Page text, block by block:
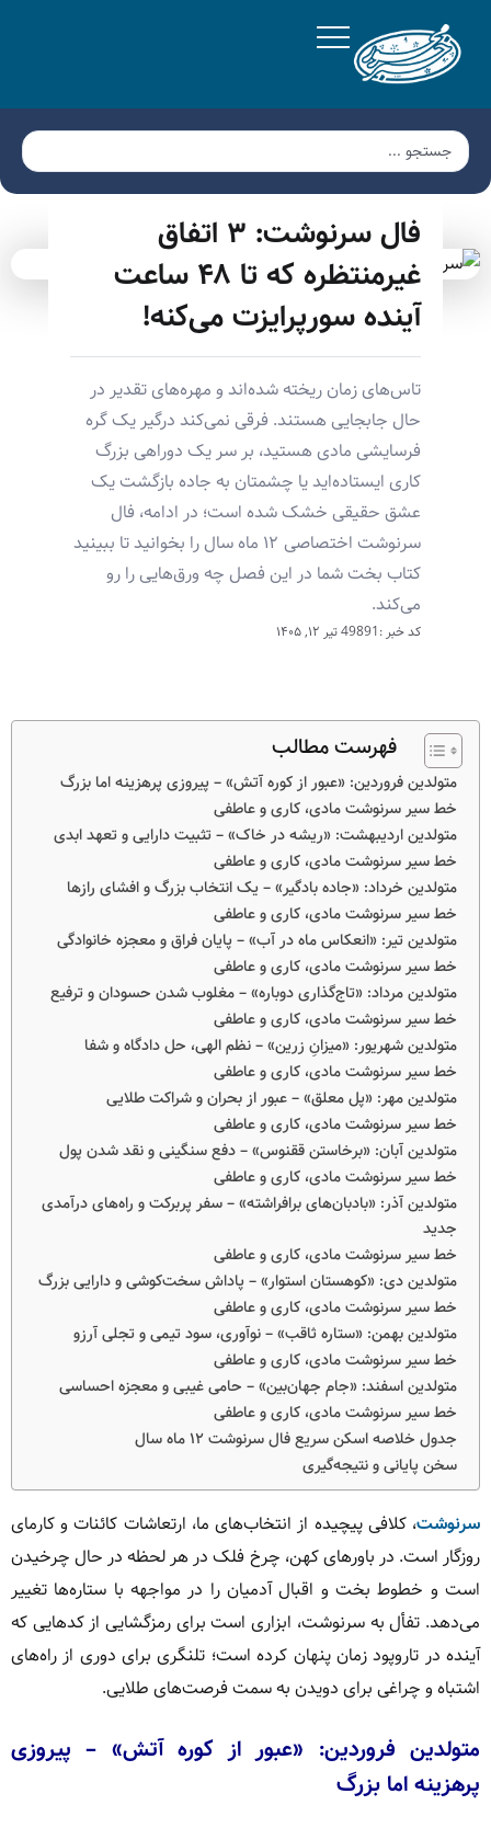
فال سرنوشت: ۳ اتفاق
غیرمنتظره که تا ۴۸ ساعت
آینده سورپرایزت می‌کنه!
تاس‌های زمان ریخته شده‌اند و مهره‌های تقدیر در
حال جابجایی هستند. فرقی نمی‌کند درگیر یک گره
فرسایشی مادی هستید، بر سر یک دوراهی بزرگ
کاری ایستاده‌اید یا چشمتان به جاده بازگشت یک
عشق حقیقی خشک شده است؛ در ادامه، فال
سرنوشت اختصاصی ۱۲ ماه سال را بخوانید تا ببینید
کتاب بخت شما در این فصل چه ورق‌هایی را رو
می‌کند.
کد خبر :49891 تیر ۱۲, ۱۴۰۵
فهرست مطالب
متولدین فروردین: «عبور از کوره آتش» – پیروزی پرهزینه اما بزرگ
خط سیر سرنوشت مادی، کاری و عاطفی
متولدین اردیبهشت: «ریشه در خاک» – تثبیت دارایی و تعهد ابدی
خط سیر سرنوشت مادی، کاری و عاطفی
متولدین خرداد: «جاده بادگیر» – یک انتخاب بزرگ و افشای رازها
خط سیر سرنوشت مادی، کاری و عاطفی
متولدین تیر: «انعکاس ماه در آب» – پایان فراق و معجزه خانوادگی
خط سیر سرنوشت مادی، کاری و عاطفی
متولدین مرداد: «تاج‌گذاری دوباره» – مغلوب شدن حسودان و ترفیع
خط سیر سرنوشت مادی، کاری و عاطفی
متولدین شهریور: «میزانِ زرین» – نظم الهی، حل دادگاه و شفا
خط سیر سرنوشت مادی، کاری و عاطفی
متولدین مهر: «پل معلق» – عبور از بحران و شراکت طلایی
خط سیر سرنوشت مادی، کاری و عاطفی
متولدین آبان: «برخاستن ققنوس» – دفع سنگینی و نقد شدن پول
خط سیر سرنوشت مادی، کاری و عاطفی
متولدین آذر: «بادبان‌های برافراشته» – سفر پربرکت و راه‌های درآمدی
جدید
خط سیر سرنوشت مادی، کاری و عاطفی
متولدین دی: «کوهستان استوار» – پاداش سخت‌کوشی و دارایی بزرگ
خط سیر سرنوشت مادی، کاری و عاطفی
متولدین بهمن: «ستاره ثاقب» – نوآوری، سود تیمی و تجلی آرزو
خط سیر سرنوشت مادی، کاری و عاطفی
متولدین اسفند: «جام جهان‌بین» – حامی غیبی و معجزه احساسی
خط سیر سرنوشت مادی، کاری و عاطفی
جدول خلاصه اسکن سریع فال سرنوشت ۱۲ ماه سال
سخن پایانی و نتیجه‌گیری
سرنوشت، کلافی پیچیده از انتخاب‌های ما، ارتعاشات کائنات و کارمای
روزگار است. در باورهای کهن، چرخ فلک در هر لحظه در حال چرخیدن
است و خطوط بخت و اقبال آدمیان را در مواجهه با ستاره‌ها تغییر
می‌دهد. تفأل به سرنوشت، ابزاری است برای رمزگشایی از کدهایی که
آینده در تاروپود زمان پنهان کرده است؛ تلنگری برای دوری از راه‌های
اشتباه و چراغی برای دویدن به سمت فرصت‌های طلایی.
متولدین فروردین: «عبور از کوره آتش» – پیروزی
پرهزینه اما بزرگ